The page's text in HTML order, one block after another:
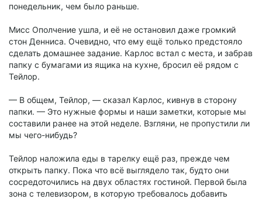
понедельник, чем было раньше.
Мисс Ополчение ушла, и её не остановил даже громкий
стон Денниса. Очевидно, что ему ещё только предстояло
сделать домашнее задание. Карлос встал с места, и забрав
папку с бумагами из ящика на кухне, бросил её рядом с
Тейлор.
— В общем, Тейлор, — сказал Карлос, кивнув в сторону
папки. — Это нужные формы и наши заметки, которые мы
составили ранее на этой неделе. Взгляни, не пропустили ли
мы чего-нибудь?
Тейлор наложила еды в тарелку ещё раз, прежде чем
открыть папку. Пока что всё выглядело так, будто они
сосредоточились на двух областях гостиной. Первой была
зона с телевизором, в которую требовалось добавить